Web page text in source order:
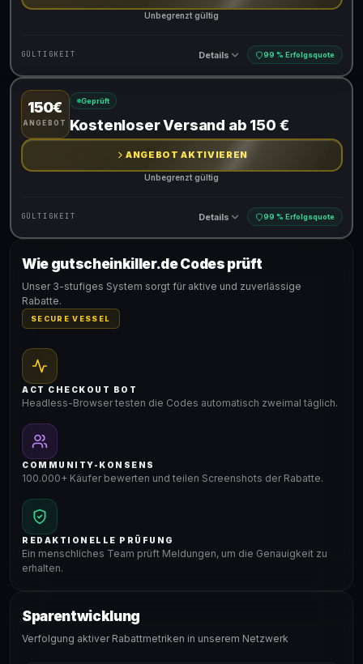
Unbegrenzt gültig
GÜLTIGKEIT Details 99 % Erfolgsquote
Gültig für teilnehmende Produkte
150€
ANGEBOT
Geprüft
Kostenloser Versand ab 150 €
ANGEBOT AKTIVIEREN
Unbegrenzt gültig
GÜLTIGKEIT Details 99 % Erfolgsquote
Gültig für teilnehmende Produkte
Wie gutscheinkiller.de Codes prüft
Unser 3-stufiges System sorgt für aktive und zuverlässige
Rabatte.
SECURE VESSEL
ACT CHECKOUT BOT
Headless-Browser testen die Codes automatisch zweimal täglich.
COMMUNITY-KONSENS
100.000+ Käufer bewerten und teilen Screenshots der Rabatte.
REDAKTIONELLE PRÜFUNG
Ein menschliches Team prüft Meldungen, um die Genauigkeit zu
erhalten.
Sparentwicklung
Verfolgung aktiver Rabattmetriken in unserem Netzwerk